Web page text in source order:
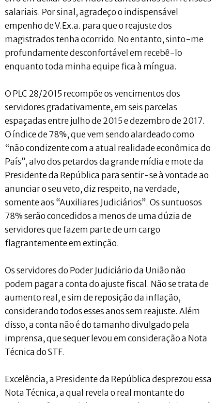
salariais. Por sinal, agradeço o indispensável
empenho de V.Ex.a. para que o reajuste dos
magistrados tenha ocorrido. No entanto, sinto-me
profundamente desconfortável em recebê-lo
enquanto toda minha equipe fica à míngua.
O PLC 28/2015 recompõe os vencimentos dos
servidores gradativamente, em seis parcelas
espaçadas entre julho de 2015 e dezembro de 2017.
O índice de 78%, que vem sendo alardeado como
“não condizente com a atual realidade econômica do
País”, alvo dos petardos da grande mídia e mote da
Presidente da República para sentir-se à vontade ao
anunciar o seu veto, diz respeito, na verdade,
somente aos “Auxiliares Judiciários”. Os suntuosos
78% serão concedidos a menos de uma dúzia de
servidores que fazem parte de um cargo
flagrantemente em extinção.
Os servidores do Poder Judiciário da União não
podem pagar a conta do ajuste fiscal. Não se trata de
aumento real, e sim de reposição da inflação,
considerando todos esses anos sem reajuste. Além
disso, a conta não é do tamanho divulgado pela
imprensa, que sequer levou em consideração a Nota
Técnica do STF.
Excelência, a Presidente da República desprezou essa
Nota Técnica, a qual revela o real montante do